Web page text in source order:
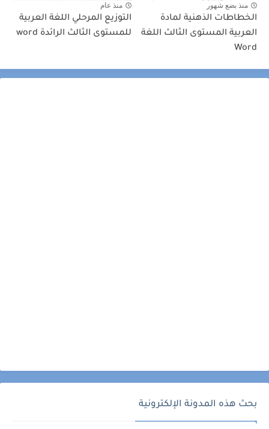
منذ بضع شهور
الخطاطات الذهنية لمادة
العربية المستوى الثالث اللغة
Word
منذ عام
التوزيع المرحلي اللغة العربية
للمستوى الثالث الرائدة word
بحث هذه المدونة الإلكترونية